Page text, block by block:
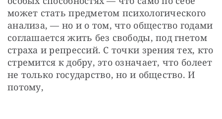
может стать предметом психологического
анализа, — но и о том, что общество годами
соглашается жить без свободы, под гнетом
страха и репрессий. С точки зрения тех, кто
стремится к добру, это означает, что болеет
не только государство, но и общество. И
потому,